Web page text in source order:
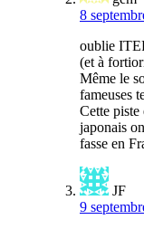
8
oublie
(et à
Même le
fameuses
Cette piste
japonais
fasse en
JF
9